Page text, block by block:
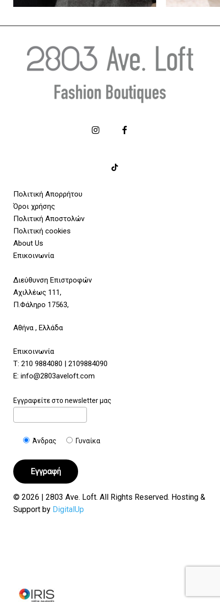
Μαύρο Γούνινο Πανωφόρι – MINI
MOLLY
Μπεζ
Πολιτική Απορρήτου
Όροι χρήσης
Πολιτική Αποστολών
Πολιτική cookies
About Us
Επικοινωνία
Διεύθυνση Επιστροφών
Αχιλλέως 111,
Π.Φάληρο 17563,
Αθήνα , Ελλάδα
Επικοινωνία
Τ: 210 9884080 | 2109884090
E: info@2803aveloft.com
Εγγραφείτε στο newsletter μας
Άνδρας Γυναίκα
© 2026 | 2803 Ave. Loft. All Rights Reserved. Hosting &
Support by DigitalUp